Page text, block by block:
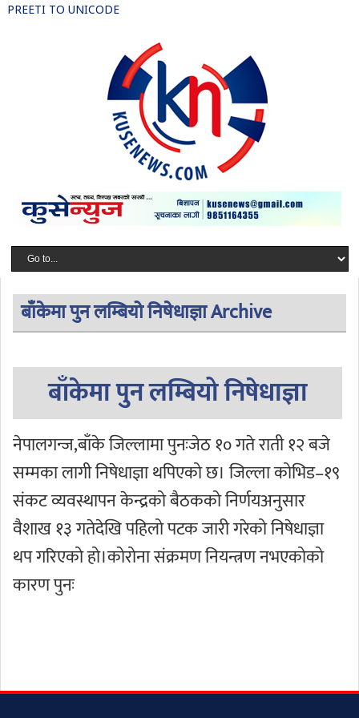
PREETI TO UNICODE
बाँकेमा पुन लम्बियो निषेधाज्ञा Archive
बाँकेमा पुन लम्बियो निषेधाज्ञा
नेपालगन्ज,बाँके जिल्लामा पुनःजेठ १० गते राती १२ बजे
सम्मका लागी निषेधाज्ञा थपिएको छ। जिल्ला कोभिड–१९
संकट व्यवस्थापन केन्द्रको बैठकको निर्णयअनुसार
वैशाख १३ गतेदेखि पहिलो पटक जारी गरेको निषेधाज्ञा
थप गरिएको हो।कोरोना संक्रमण नियन्त्रण नभएकोको
कारण पुनः